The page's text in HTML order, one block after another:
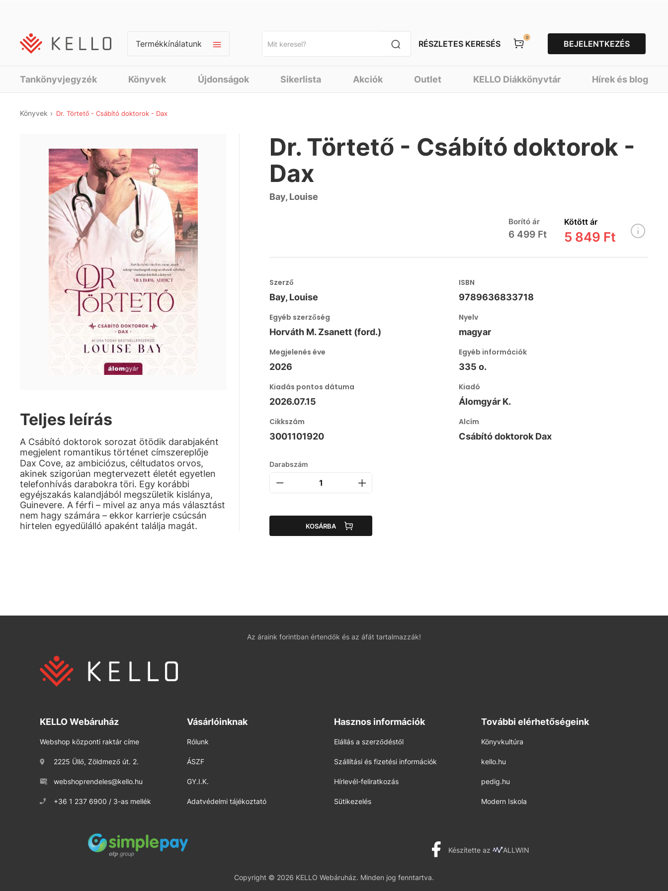
Termékkínálatunk RÉSZLETES KERESÉS
0
BEJELENTKEZÉS
Tankönyvjegyzék Könyvek Újdonságok Sikerlista Akciók Outlet KELLO Diákkönyvtár Hírek és blog
Könyvek Dr. Törtető - Csábító doktorok - Dax
Teljes leírás
A Csábító doktorok sorozat ötödik darabjaként
megjelent romantikus történet címszereplője
Dax Cove, az ambiciózus, céltudatos orvos,
akinek szigorúan megtervezett életét egyetlen
telefonhívás darabokra töri. Egy korábbi
egyéjszakás kalandjából megszületik kislánya,
Guinevere. A férfi – mivel az anya más választást
nem hagy számára – ekkor karrierje csúcsán
hirtelen egyedülálló apaként találja magát.
Dr. Törtető - Csábító doktorok -
Dax
Bay, Louise
Borító ár
6 499 Ft
Kötött ár
5 849 Ft
Szerző
Bay, Louise
ISBN
9789636833718
Egyéb szerzőség
Horváth M. Zsanett (ford.)
Nyelv
magyar
Megjelenés éve
2026
Egyéb információk
335 o.
Kiadás pontos dátuma
2026.07.15
Kiadó
Álomgyár K.
Cikkszám
3001101920
Alcím
Csábító doktorok Dax
Darabszám
KOSÁRBA
Az áraink forintban értendők és az áfát tartalmazzák!
KELLO Webáruház
Webshop központi raktár címe
2225 Üllő, Zöldmező út. 2.
webshoprendeles@kello.hu
+36 1 237 6900 / 3-as mellék
Vásárlóinknak
Rólunk
ÁSZF
GY.I.K.
Adatvédelmi tájékoztató
Hasznos információk
Elállás a szerződéstől
Szállítási és fizetési információk
Hírlevél-feliratkozás
Sütikezelés
További elérhetőségeink
Könyvkultúra
kello.hu
pedig.hu
Modern Iskola
Készítette az ALLWIN
Copyright © 2026 KELLO Webáruház. Minden jog fenntartva.